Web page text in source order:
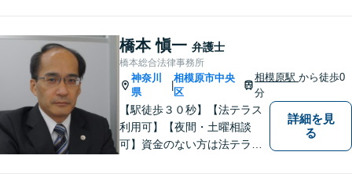
貫対応、トラブルの解決を目
指します。遺産分割協議・遺
留分・調停・裁判にも対応。
橋本 愼一 弁護士
橋本総合法律事務所
神奈川
県
相模原市中央
区
相模原駅から徒歩0
分
【駅徒歩３０秒】【法テラス
利用可】【夜間・土曜相談
可】資金のない方は法テラス
けて丁寧に、迅速に対応しま
詳細を見
る